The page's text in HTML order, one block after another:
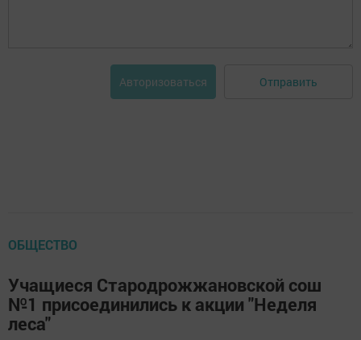
Авторизоваться Отправить
ОБЩЕСТВО
Учащиеся Стародрожжановской сош
№1 присоединились к акции "Неделя
леса"